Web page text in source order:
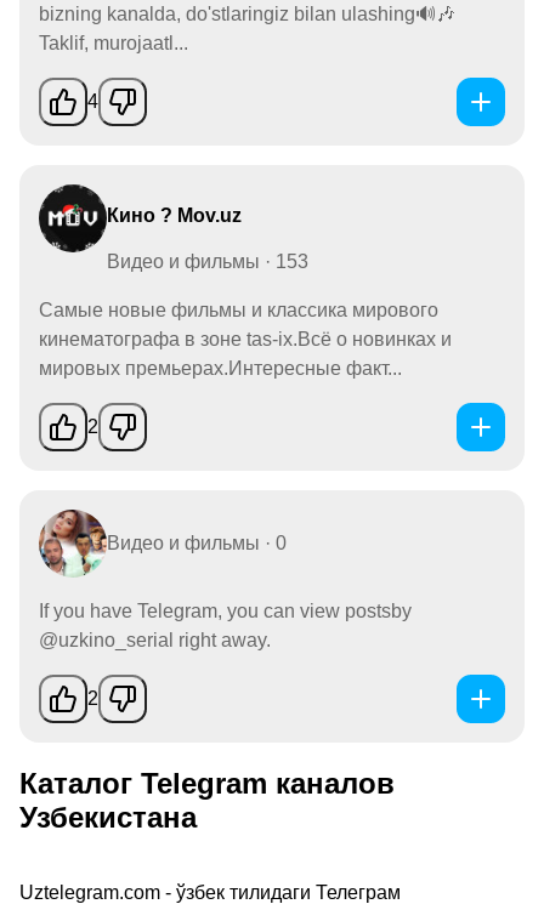
bizning kanalda, do'stlaringiz bilan ulashing🔊🎶
Taklif, murojaatl...
4
Кино ? Mov.uz
Видео и фильмы · 153
Самые новые фильмы и классика мирового
кинематографа в зоне tas-ix.Всё о новинках и
мировых премьерах.Интересные факт...
2
Видео и фильмы · 0
If you have Telegram, you can view postsby
@uzkino_serial right away.
2
Каталог Telegram каналов
Узбекистана
Uztelegram.com - ўзбек тилидаги Телеграм